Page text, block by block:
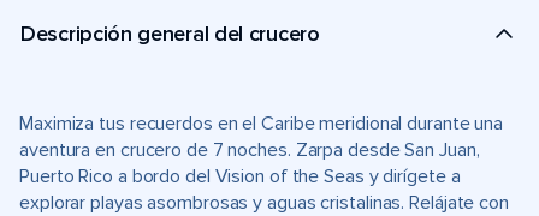
Descripción general del crucero
Maximiza tus recuerdos en el Caribe meridional durante una
aventura en crucero de 7 noches. Zarpa desde San Juan,
Puerto Rico a bordo del Vision of the Seas y dirígete a
explorar playas asombrosas y aguas cristalinas. Relájate con